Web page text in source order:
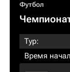
Футбол
Тур:
Время